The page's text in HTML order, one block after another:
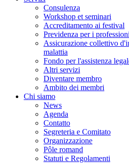
Consulenza
Workshop et seminari
Accreditamento ai festival
Previdenza per i
Assicurazione collettivo
malattia
Fondo per l'assistenza
Altri servizi
Diventare membro
Ambito dei membri
Chi siamo
News
Agenda
Contatto
Segreteria e Comitato
Organizzazione
Pôle romand
Statuti e Regolamenti